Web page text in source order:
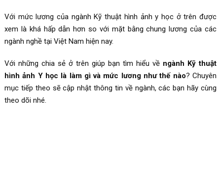
Với mức lương của ngành Kỹ thuật hình ảnh y học ở trên được
xem là khá hấp dẫn hơn so với mặt bằng chung lương của các
ngành nghề tại Việt Nam hiện nay.
Với những chia sẻ ở trên giúp bạn tìm hiểu về ngành Kỹ thuật
hình ảnh Y học là làm gì và mức lương như thế nào? Chuyên
mục tiếp theo sẽ cập nhật thông tin về ngành, các bạn hãy cùng
theo dõi nhé.